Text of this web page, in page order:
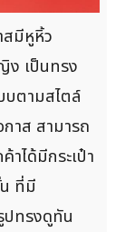
สมีหูหิ้ว
ง เป็นทรง
บตามสไตล์
าส สามารถ
ได้มีกระเป๋า
ที่มี
ปทรงดูทัน